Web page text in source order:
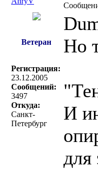
Ветеран
Регистрация:
23.12.2005
Сообщений:
3497
Откуда:
Санкт-
Петербург
Но
И
для